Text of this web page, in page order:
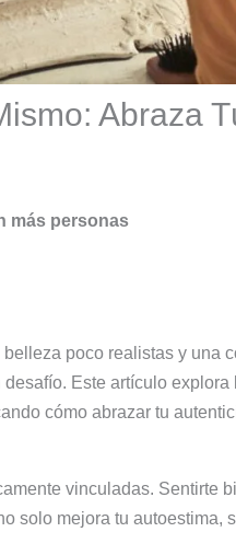
Abraza
más personas
poco realistas y una
Este artículo
cómo abrazar tu
vinculadas. Sentirte
solo mejora tu autoestima,